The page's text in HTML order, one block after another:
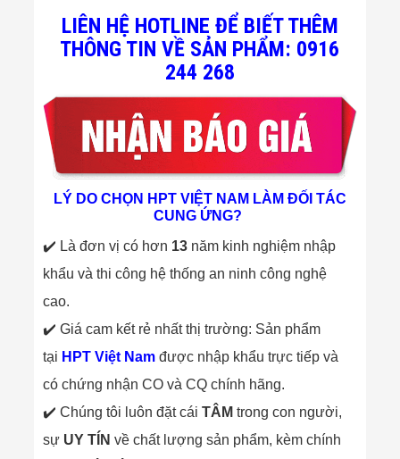
LIÊN HỆ HOTLINE ĐỂ BIẾT THÊM
THÔNG TIN VỀ SẢN PHẨM: 0916
244 268
LÝ DO CHỌN HPT VIỆT NAM LÀM ĐỐI TÁC
CUNG ỨNG?
✔️ Là đơn vị có hơn 13 năm kinh nghiệm nhập
khẩu và thi công hệ thống an ninh công nghệ
cao.
✔️ Giá cam kết rẻ nhất thị trường: Sản phẩm
tại HPT Việt Nam được nhập khẩu trực tiếp và
có chứng nhận CO và CQ chính hãng.
✔️ Chúng tôi luôn đặt cáiTÂM trong con người,
sự UY TÍN về chất lượng sản phẩm, kèm chính